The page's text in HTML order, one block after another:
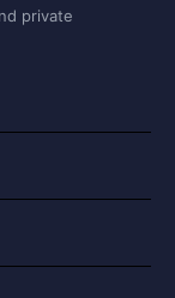
private